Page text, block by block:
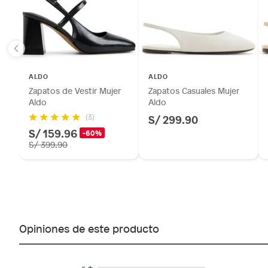
ALDO
Zapatos de Vestir Mujer
Aldo
(3)
S/ 159.96 -60%
S/ 399.90
ALDO
Zapatos Casuales Mujer
Aldo
S/ 299.90
Opiniones de este producto